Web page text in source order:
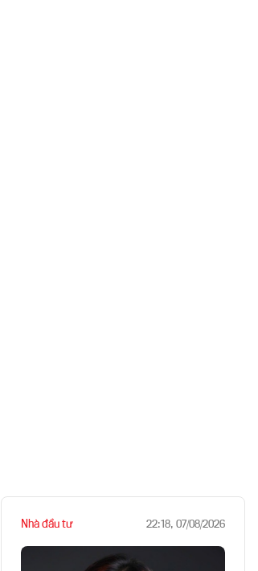
Nhà đầu tư 22:18, 07/08/2026